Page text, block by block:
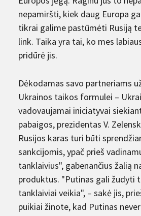
nepamiršti, kiek daug Europa
tikrai galime pastūmėti Rusiją
link. Taika yra tai, ko mes
pridūrė jis.
Dėkodamas savo partneriams
Ukrainos taikos formulei –
vadovaujamai iniciatyvai
pabaigos, prezidentas V.
Rusijos karas turi būti
sankcijomis, ypač prieš
tanklaivius", gabenančius žalią
produktus. "Putinas gali žudyti
tanklaiviai veikia", – sakė jis,
puikiai žinote, kad Putinas